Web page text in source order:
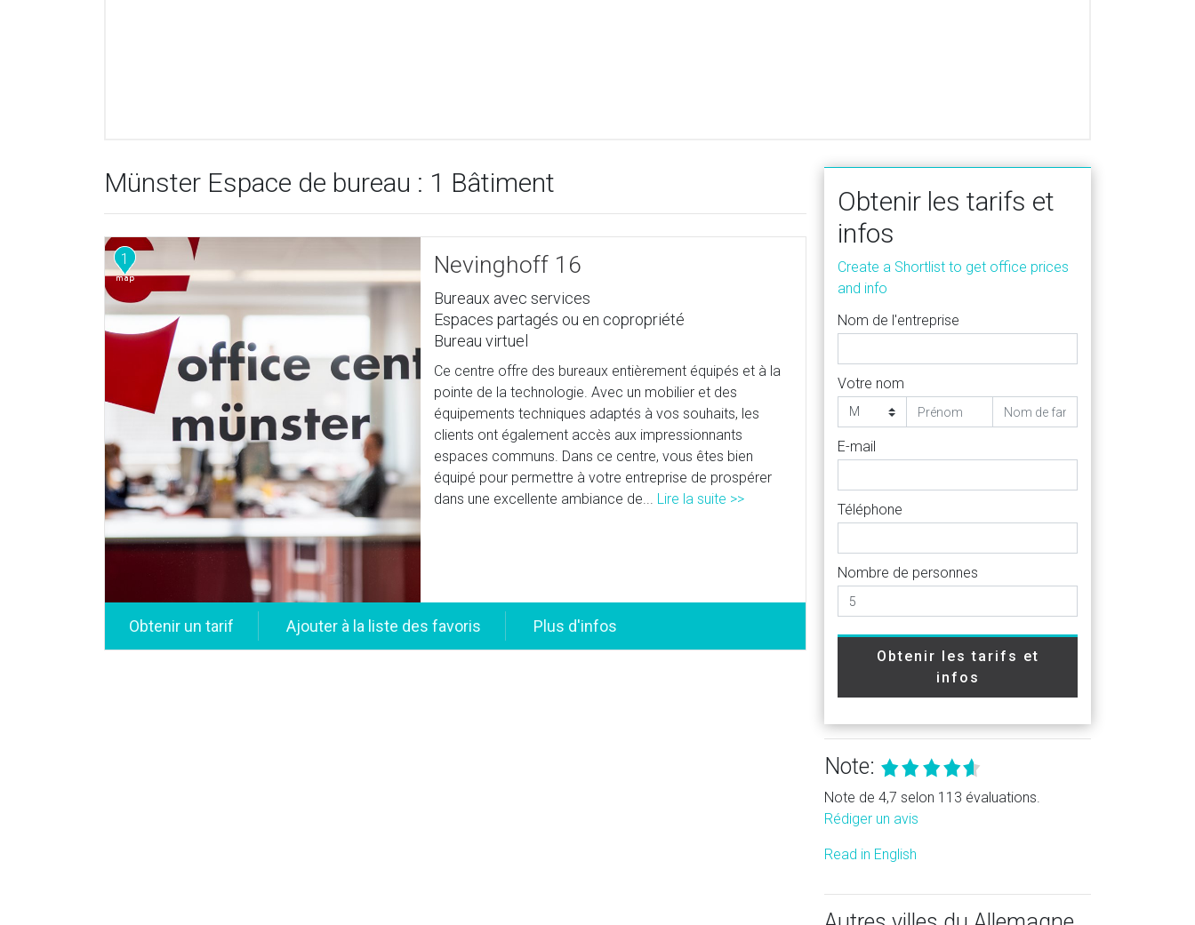
Münster Espace de bureau : 1 Bâtiment
1 Nevinghoff 16
Bureaux avec services
Espaces partagés ou en copropriété
Bureau virtuel
Ce centre offre des bureaux entièrement équipés et à la
pointe de la technologie. Avec un mobilier et des
équipements techniques adaptés à vos souhaits, les
clients ont également accès aux impressionnants
espaces communs. Dans ce centre, vous êtes bien
équipé pour permettre à votre entreprise de prospérer
dans une excellente ambiance de... Lire la suite >>
Obtenir les tarifs et
infos
Create a Shortlist to get office prices
and info
Nom de l'entreprise
Votre nom
E-mail
Téléphone
Nombre de personnes
Obtenir les tarifs et
infos
Note:
Note de 4,7 selon 113 évaluations.
Rédiger un avis
Read in English